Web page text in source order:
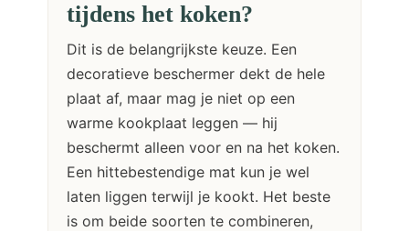
tijdens het koken?
Dit is de belangrijkste keuze. Een
decoratieve beschermer dekt de hele
plaat af, maar mag je niet op een
warme kookplaat leggen — hij
beschermt alleen voor en na het koken.
Een hittebestendige mat kun je wel
laten liggen terwijl je kookt. Het beste
is om beide soorten te combineren,